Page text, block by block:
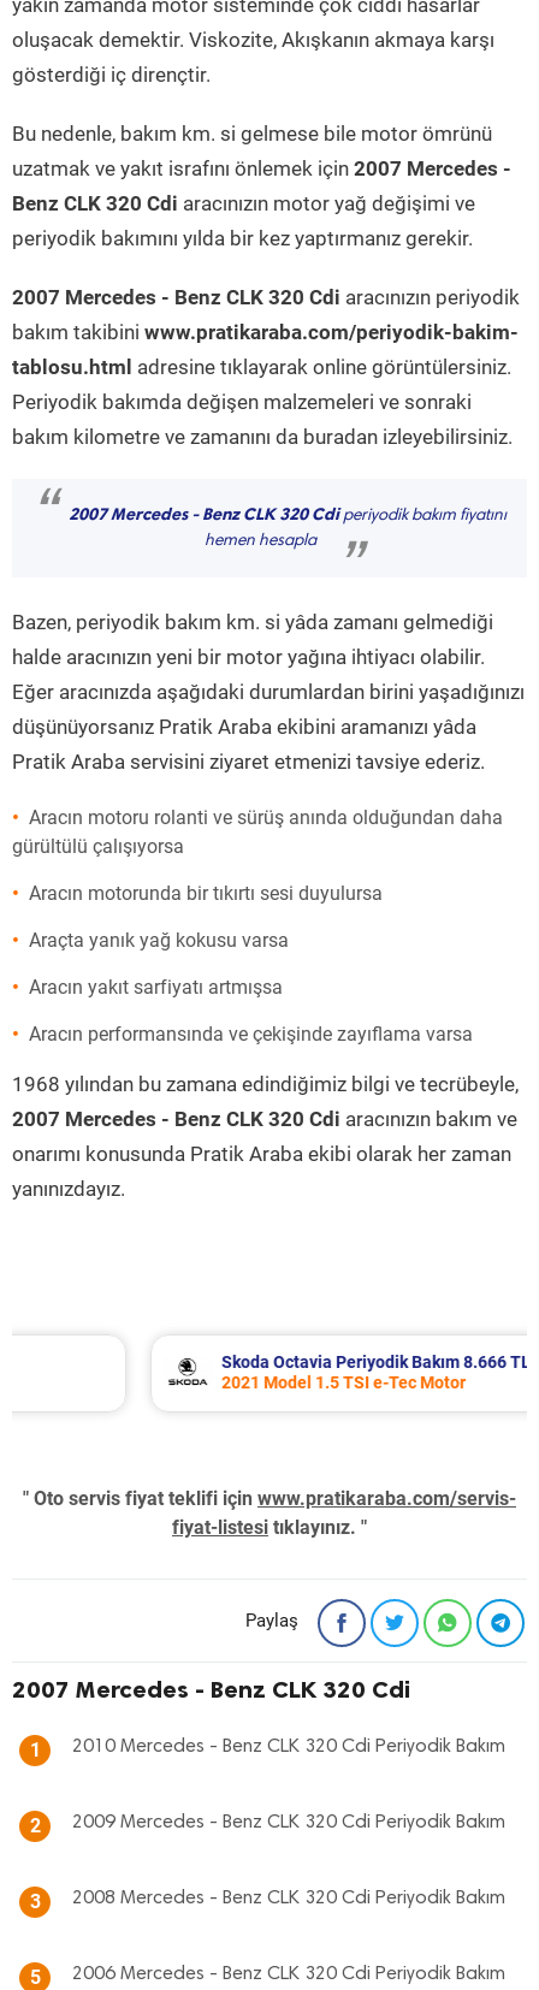
yakın zamanda motor sisteminde çok ciddi hasarlar
oluşacak demektir. Viskozite, Akışkanın akmaya karşı
gösterdiği iç dirençtir.
Bu nedenle, bakım km. si gelmese bile motor ömrünü
uzatmak ve yakıt israfını önlemek için 2007 Mercedes -
Benz CLK 320 Cdi aracınızın motor yağ değişimi ve
periyodik bakımını yılda bir kez yaptırmanız gerekir.
2007 Mercedes - Benz CLK 320 Cdi aracınızın periyodik
bakım takibini www.pratikaraba.com/periyodik-bakim-
tablosu.html adresine tıklayarak online görüntülersiniz.
Periyodik bakımda değişen malzemeleri ve sonraki
bakım kilometre ve zamanını da buradan izleyebilirsiniz.
“ 2007 Mercedes - Benz CLK 320 Cdiperiyodik bakım fiyatını
hemen hesapla
”
Bazen, periyodik bakım km. si yâda zamanı gelmediği
halde aracınızın yeni bir motor yağına ihtiyacı olabilir.
Eğer aracınızda aşağıdaki durumlardan birini yaşadığınızı
düşünüyorsanız Pratik Araba ekibini aramanızı yâda
Pratik Araba servisini ziyaret etmenizi tavsiye ederiz.
Aracın motoru rolanti ve sürüş anında olduğundan daha
gürültülü çalışıyorsa
Aracın motorunda bir tıkırtı sesi duyulursa
Araçta yanık yağ kokusu varsa
Aracın yakıt sarfiyatı artmışsa
Aracın performansında ve çekişinde zayıflama varsa
1968 yılından bu zamana edindiğimiz bilgi ve tecrübeyle,
2007 Mercedes - Benz CLK 320 Cdi aracınızın bakım ve
onarımı konusunda Pratik Araba ekibi olarak her zaman
yanınızdayız.
Skoda Octavia Periyodik Bakım 8.666 TL
2021 Model 1.5 TSI e-Tec Motor
" Oto servis fiyat teklifi için www.pratikaraba.com/servis-
fiyat-listesi tıklayınız. "
Paylaş
2007 Mercedes - Benz CLK 320 Cdi
1 2010 Mercedes - Benz CLK 320 Cdi Periyodik Bakım
2 2009 Mercedes - Benz CLK 320 Cdi Periyodik Bakım
3 2008 Mercedes - Benz CLK 320 Cdi Periyodik Bakım
5 2006 Mercedes - Benz CLK 320 Cdi Periyodik Bakım